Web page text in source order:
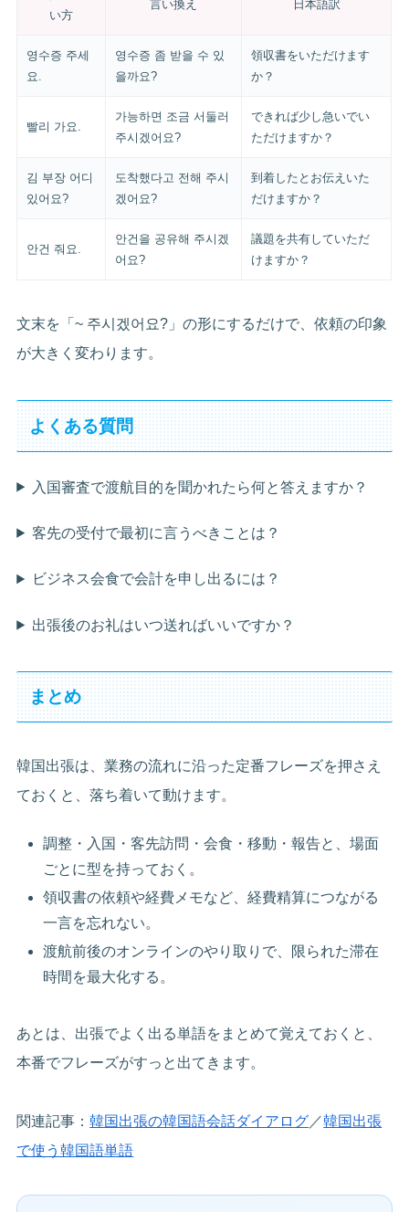
い方
言い換え 日本語訳
영수증 주세
요.
영수증 좀 받을 수 있
을까요?
領収書をいただけます
か？
빨리 가요.
가능하면 조금 서둘러
주시겠어요?
できれば少し急いでい
ただけますか？
김 부장 어디
있어요?
도착했다고 전해 주시
겠어요?
到着したとお伝えいた
だけますか？
안건 줘요.
안건을 공유해 주시겠
어요?
議題を共有していただ
けますか？
文末を「~ 주시겠어요?」の形にするだけで、依頼の印象
が大きく変わります。
よくある質問
入国審査で渡航目的を聞かれたら何と答えますか？
客先の受付で最初に言うべきことは？
ビジネス会食で会計を申し出るには？
出張後のお礼はいつ送ればいいですか？
まとめ
韓国出張は、業務の流れに沿った定番フレーズを押さえ
ておくと、落ち着いて動けます。
調整・入国・客先訪問・会食・移動・報告と、場面
ごとに型を持っておく。
領収書の依頼や経費メモなど、経費精算につながる
一言を忘れない。
渡航前後のオンラインのやり取りで、限られた滞在
時間を最大化する。
あとは、出張でよく出る単語をまとめて覚えておくと、
本番でフレーズがすっと出てきます。
関連記事：韓国出張の韓国語会話ダイアログ ／韓国出張
で使う韓国語単語